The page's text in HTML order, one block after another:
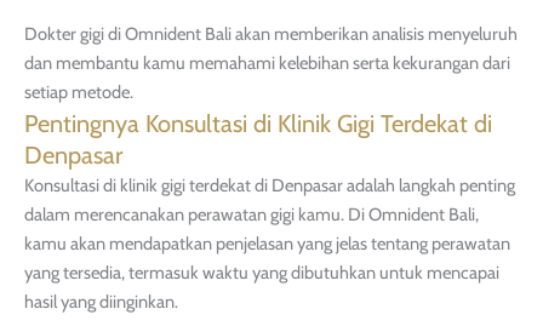
Dokter gigi di Omnident Bali akan memberikan analisis menyeluruh
dan membantu kamu memahami kelebihan serta kekurangan dari
setiap metode.
Pentingnya Konsultasi di Klinik Gigi Terdekat di
Denpasar
Konsultasi di klinik gigi terdekat di Denpasar adalah langkah penting
dalam merencanakan perawatan gigi kamu. Di Omnident Bali,
kamu akan mendapatkan penjelasan yang jelas tentang perawatan
yang tersedia, termasuk waktu yang dibutuhkan untuk mencapai
hasil yang diinginkan.